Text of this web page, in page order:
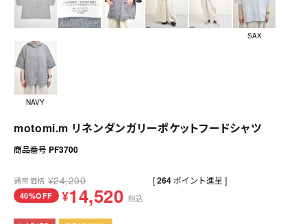
送料について
お支払いについて
店舗情報
プライバシーポリシー
特定商取引法の表記
お問い合わせ
SAX
NAVY
motomi.m リネンダンガリーポケットフードシャツ
商品番号 PF3700
通常価格 ¥24,200
40%OFF ¥14,520 税込
[264ポイント進呈 ]